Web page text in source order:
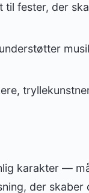
fester, der
karakter —
der